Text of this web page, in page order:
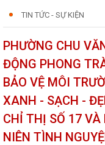
TIN TỨC - SỰ KIỆN
PHƯỜNG CHU
ĐỘNG PHONG
BẢO VỆ MÔI
XANH - SẠCH -
CHỈ THỊ SỐ 17 VÀ
NIÊN TÌNH